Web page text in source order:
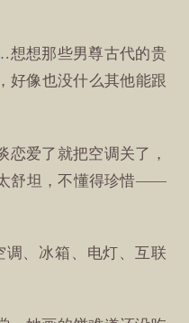
想想那些男尊古代的贵
好像也没什么其他能跟
恋爱了就把空调关了，
舒坦，不懂得珍惜——
调、冰箱、电灯、互联